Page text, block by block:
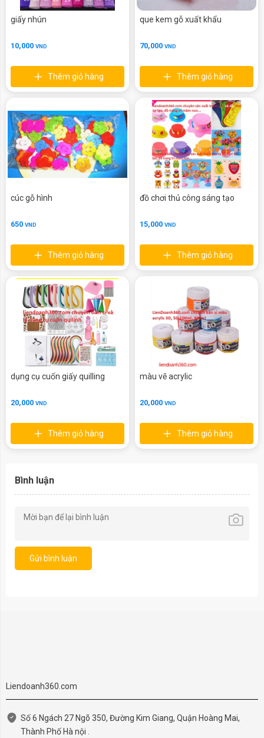
giấy nhún
10,000 VND
Thêm giỏ hàng
que kem gỗ xuất khẩu
70,000 VND
Thêm giỏ hàng
cúc gỗ hình
650 VND
Thêm giỏ hàng
đồ chơi thủ công sáng tạo
15,000 VND
Thêm giỏ hàng
dụng cụ cuốn giấy quilling
20,000 VND
Thêm giỏ hàng
màu vẽ acrylic
20,000 VND
Thêm giỏ hàng
Bình luận
Gửi bình luận
Liendoanh360.com
Số 6 Ngách 27 Ngõ 350, Đường Kim Giang, Quận Hoàng Mai,
Thành Phố Hà nội .